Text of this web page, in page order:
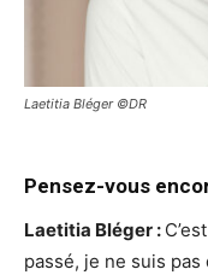
Laetitia Bléger ©DR
Pensez-vous
Laetitia Bléger :
passé, je ne suis pas